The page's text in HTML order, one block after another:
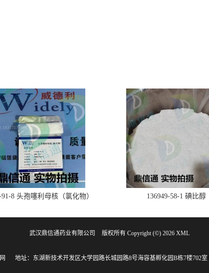
91-8 头孢噻利母核（氯化物） 136949-58-1 碘比醇
武汉鼎信通药业有限公司 版权所有 Copyright (©) 2026 XML
地址：东湖新技术开发区大学园路长城园路8号海容基孵化园B栋7楼702室